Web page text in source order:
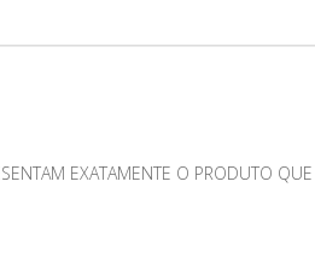
EXATAMENTE O PRODUTO QUE